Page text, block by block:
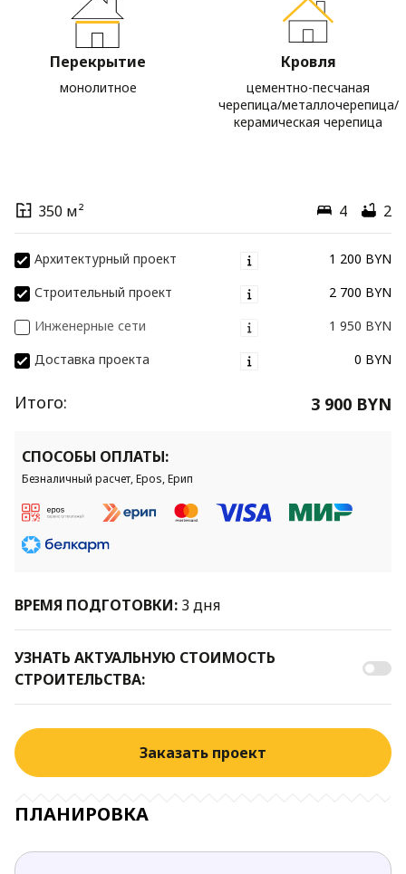
Перекрытие
монолитное
Кровля
цементно-песчаная
черепица/металлочерепица/
керамическая черепица
350 м² 4 2
Архитектурный проект
1 200 BYN
Строительный проект
2 700 BYN
Инженерные сети
1 950 BYN
Доставка проекта
0 BYN
Итого: 3 900 BYN
СПОСОБЫ ОПЛАТЫ:
Безналичный расчет, Epos, Ерип
ВРЕМЯ ПОДГОТОВКИ: 3 дня
УЗНАТЬ АКТУАЛЬНУЮ СТОИМОСТЬ
СТРОИТЕЛЬСТВА:
Заказать проект
ПЛАНИРОВКА